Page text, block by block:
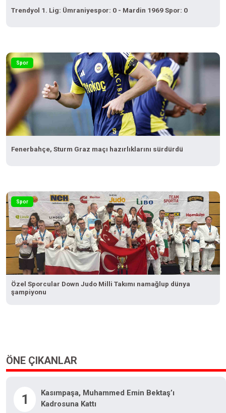
Trendyol 1. Lig: Ümraniyespor: 0 - Mardin 1969 Spor: 0
Spor
Fenerbahçe, Sturm Graz maçı hazırlıklarını sürdürdü
Spor
Özel Sporcular Down Judo Milli Takımı namağlup dünya
şampiyonu
ÖNE ÇIKANLAR
1
Kasımpaşa, Muhammed Emin Bektaş’ı
Kadrosuna Kattı